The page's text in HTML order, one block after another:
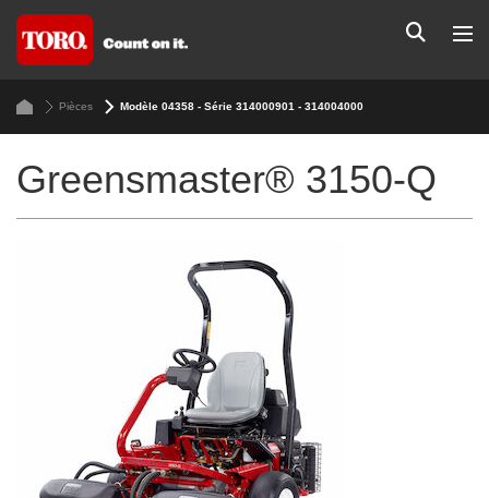
Pièces Modèle 04358 - Série 314000901 - 314004000
Greensmaster® 3150-Q